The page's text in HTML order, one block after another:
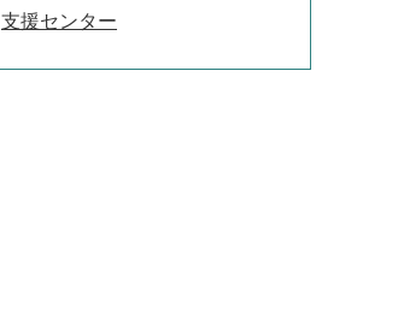
支援センター